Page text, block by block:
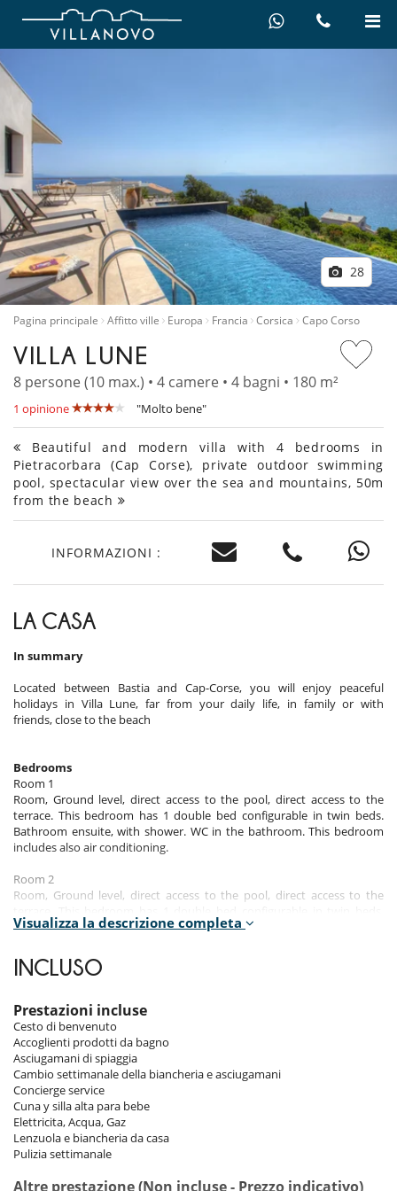
28
Pagina principale Affitto ville Europa Francia Corsica Capo Corso
VILLA LUNE
8 persone (10 max.) • 4 camere • 4 bagni • 180 m²
1 opinione "Molto bene"
Beautiful and modern villa with 4 bedrooms in
Pietracorbara (Cap Corse), private outdoor swimming
pool, spectacular view over the sea and mountains, 50m
from the beach
INFORMAZIONI :
LA CASA
In summary
Located between Bastia and Cap-Corse, you will enjoy peaceful
holidays in Villa Lune, far from your daily life, in family or with
friends, close to the beach
Bedrooms
Room 1
Room, Ground level, direct access to the pool, direct access to the
terrace. This bedroom has 1 double bed configurable in twin beds.
Bathroom ensuite, with shower. WC in the bathroom. This bedroom
includes also air conditioning.
Room 2
Room, Ground level, direct access to the pool, direct access to the
Bathroom ensuite, with shower. WC in the bathroom. This bedroom
Room 3
terrace. This bedroom has 1 double bed configurable in twin beds.
Bathroom ensuite, with shower. WC in the bathroom. This bedroom
includes also air conditioning.
Room 4
Room, 1st floor. The bedroom has 2 Beds including 1 double bed, 1
sofa bed. Bathroom ensuite, with shower. WC in the bathroom. This
bedroom includes also air conditioning, TV.
Indoors
The very neat decoration, the quality of the equipment will make you
Visualizza la descrizione completa
INCLUSO
Prestazioni incluse
Cesto di benvenuto
Accoglienti prodotti da bagno
Asciugamani di spiaggia
Cambio settimanale della biancheria e asciugamani
Concierge service
Cuna y silla alta para bebe
Elettricita, Acqua, Gaz
Lenzuola e biancheria da casa
Pulizia settimanale
Altre prestazione (Non incluse - Prezzo indicativo)